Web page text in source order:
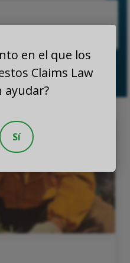
en el que los
Claims Law
ayudar?
Sí